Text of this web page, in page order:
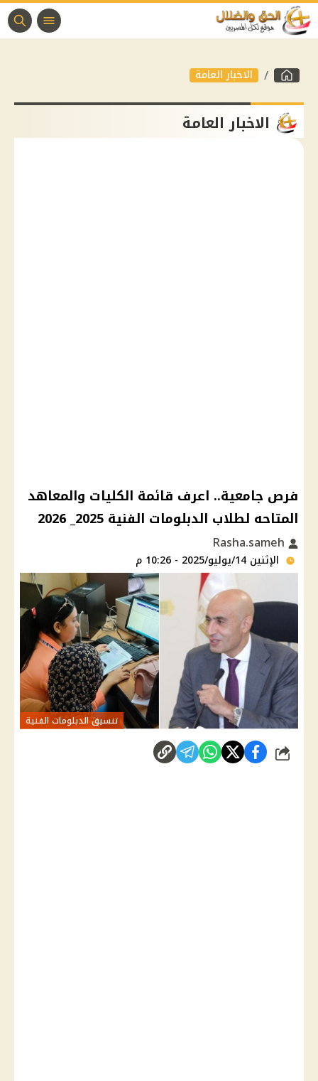
الاخبار العامة
الاخبار العامة
فرص جامعية.. اعرف قائمة الكليات والمعاهد
المتاحه لطلاب الدبلومات الفنية 2025_ 2026
الإثنين 14/يوليو/2025 - 10:26 م
تنسيق الدبلومات الفنية
شارك